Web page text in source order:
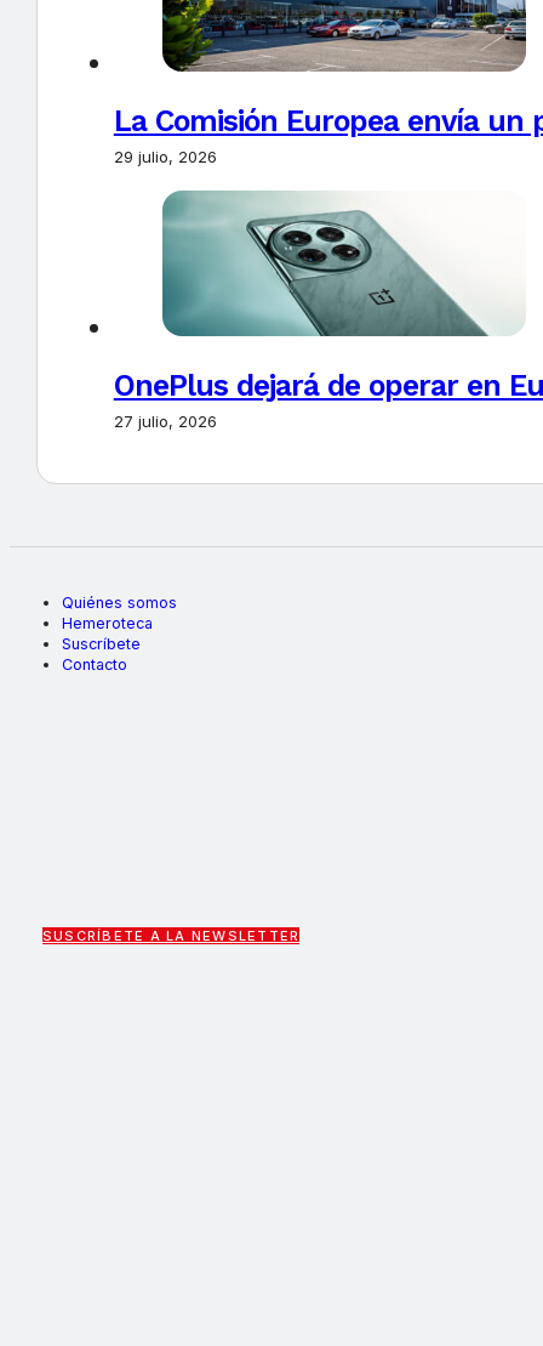
La Comisión Europea envía un
29 julio, 2026
OnePlus dejará de operar en
27 julio, 2026
Quiénes somos
Hemeroteca
Suscríbete
Contacto
SUSCRÍBETE A LA NEWSLETTER